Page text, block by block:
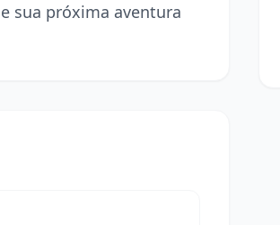
sua próxima aventura